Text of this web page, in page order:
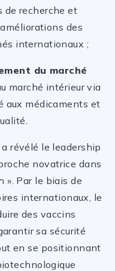
de recherche et
des
internationaux ;
du marché
marché intérieur via
aux médicaments et
révélé le leadership
novatrice dans
». Par le biais de
internationaux, le
des vaccins
sa sécurité
en se positionnant